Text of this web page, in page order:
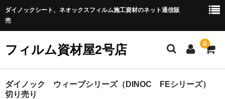
ダイノックシート、ネオックスフィルム施工資材のネット通信販
売
フィルム資材屋2号店 0
ホーム
ダイノック ウィーブシリーズ（DINOC FEシリーズ）
切り売り